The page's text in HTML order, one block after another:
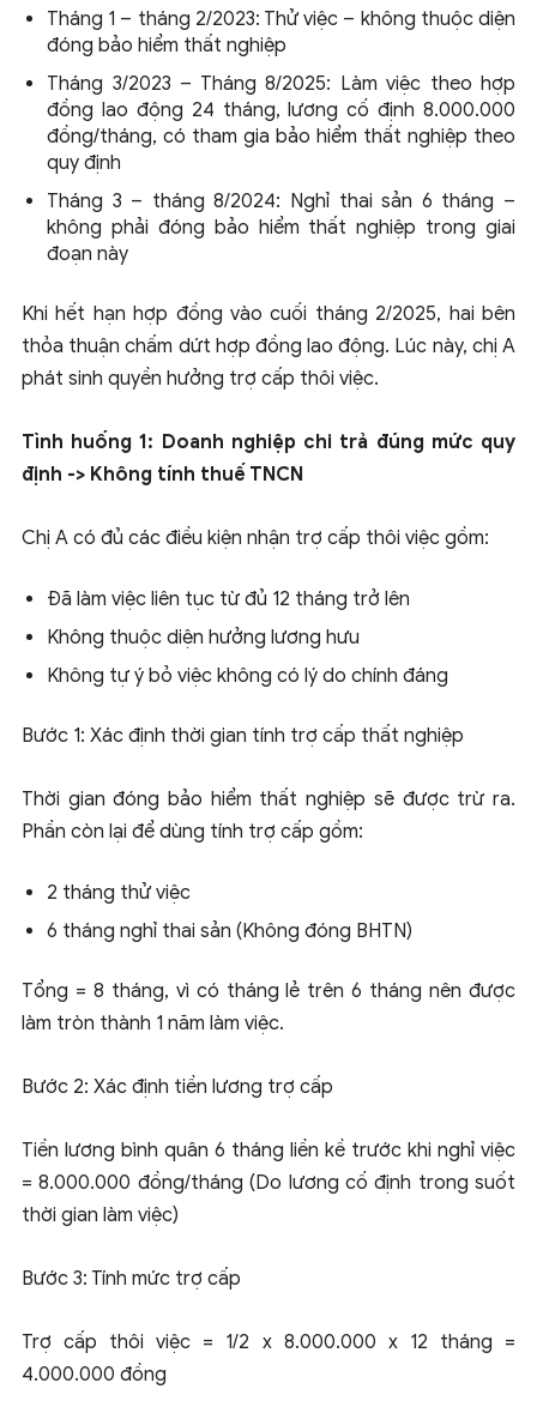
Tháng 1 – tháng 2/2023: Thử việc – không thuộc diện
đóng bảo hiểm thất nghiệp
Tháng 3/2023 – Tháng 8/2025: Làm việc theo hợp
đồng lao động 24 tháng, lương cố định 8.000.000
đồng/tháng, có tham gia bảo hiểm thất nghiệp theo
quy định
Tháng 3 – tháng 8/2024: Nghỉ thai sản 6 tháng –
không phải đóng bảo hiểm thất nghiệp trong giai
đoạn này
Khi hết hạn hợp đồng vào cuối tháng 2/2025, hai bên
thỏa thuận chấm dứt hợp đồng lao động. Lúc này, chị A
phát sinh quyền hưởng trợ cấp thôi việc.
Tình huống 1: Doanh nghiệp chi trả đúng mức quy
định -> Không tính thuế TNCN
Chị A có đủ các điều kiện nhận trợ cấp thôi việc gồm:
Đã làm việc liên tục từ đủ 12 tháng trở lên
Không thuộc diện hưởng lương hưu
Không tự ý bỏ việc không có lý do chính đáng
Bước 1: Xác định thời gian tính trợ cấp thất nghiệp
Thời gian đóng bảo hiểm thất nghiệp sẽ được trừ ra.
Phần còn lại để dùng tính trợ cấp gồm:
2 tháng thử việc
6 tháng nghỉ thai sản (Không đóng BHTN)
Tổng = 8 tháng, vì có tháng lẻ trên 6 tháng nên được
làm tròn thành 1 năm làm việc.
Bước 2: Xác định tiền lương trợ cấp
Tiền lương bình quân 6 tháng liền kề trước khi nghỉ việc
= 8.000.000 đồng/tháng (Do lương cố định trong suốt
thời gian làm việc)
Bước 3: Tính mức trợ cấp
Trợ cấp thôi việc = 1/2 x 8.000.000 x 12 tháng =
4.000.000 đồng